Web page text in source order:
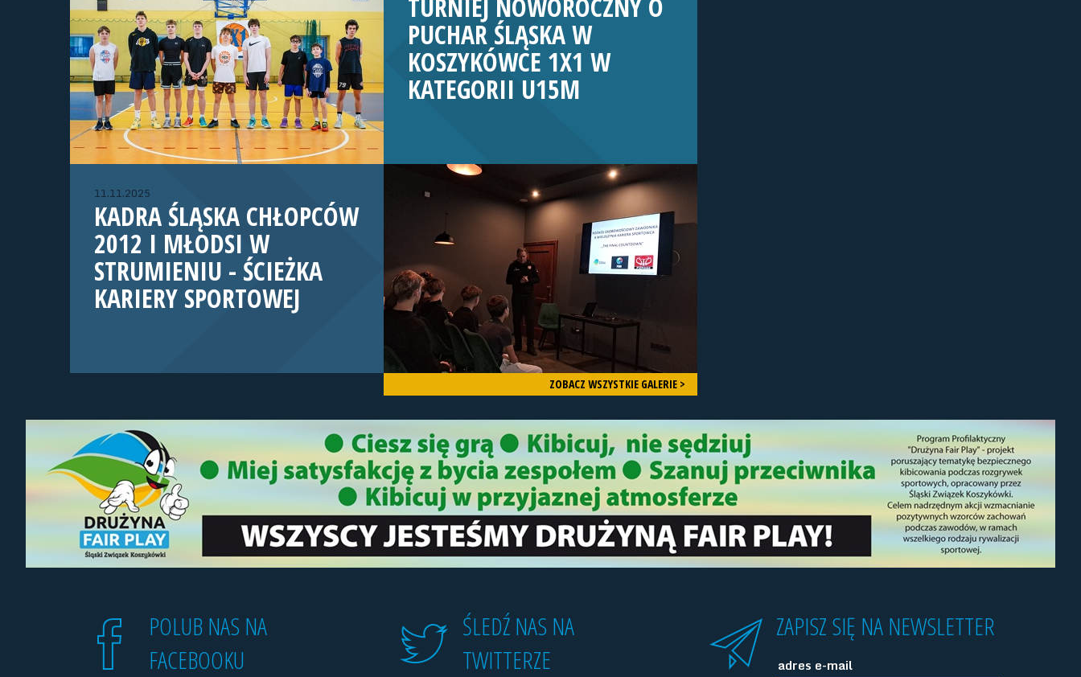
PUCHAR ŚLĄSKA W
KOSZYKÓWCE 1X1 W
KATEGORII U15M
11.11.2025
KADRA ŚLĄSKA CHŁOPCÓW
2012 I MŁODSI W
STRUMIENIU - ŚCIEŻKA
KARIERY SPORTOWEJ
ZOBACZ WSZYSTKIE GALERIE >
POLUB NAS NA
FACEBOOKU
ŚLEDŹ NAS NA
TWITTERZE
ZAPISZ SIĘ NA NEWSLETTER